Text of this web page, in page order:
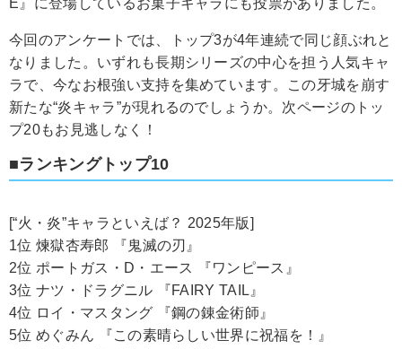
今回のアンケートでは、トップ3が4年連続で同じ顔ぶれと
なりました。いずれも長期シリーズの中心を担う人気キャ
ラで、今なお根強い支持を集めています。この牙城を崩す
新たな“炎キャラ”が現れるのでしょうか。次ページのトッ
プ20もお見逃しなく！
■ランキングトップ10
[“火・炎”キャラといえば？ 2025年版]
1位 煉獄杏寿郎 『鬼滅の刃』
2位 ポートガス・D・エース 『ワンピース』
3位 ナツ・ドラグニル 『FAIRY TAIL』
4位 ロイ・マスタング 『鋼の錬金術師』
5位 めぐみん 『この素晴らしい世界に祝福を！』